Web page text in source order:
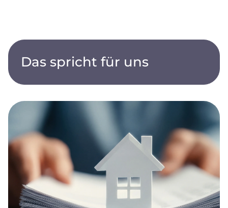
Das spricht für uns